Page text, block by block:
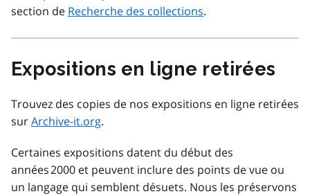
section de Recherche des collections.
Expositions en ligne retirées
Trouvez des copies de nos expositions en ligne retirées
surArchive-it.org.
Certaines expositions datent du début des
années 2000 et peuvent inclure des points de vue ou
un langage qui semblent désuets. Nous les préservons